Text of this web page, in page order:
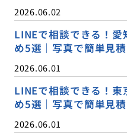
2026.06.02
LINEで相談できる！
め5選｜写真で簡単見
2026.06.01
LINEで相談できる！
め5選｜写真で簡単見
2026.06.01